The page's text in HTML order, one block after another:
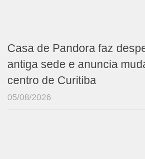
Casa de Pandora faz
antiga sede e anuncia
centro de Curitiba
05/08/2026